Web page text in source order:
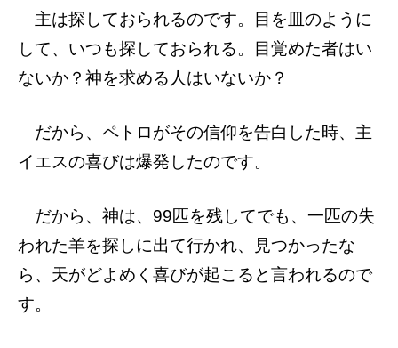
主は探しておられるのです。目を皿のように
して、いつも探しておられる。目覚めた者はい
ないか？神を求める人はいないか？
だから、ペトロがその信仰を告白した時、主
イエスの喜びは爆発したのです。
だから、神は、99匹を残してでも、一匹の失
われた羊を探しに出て行かれ、見つかったな
ら、天がどよめく喜びが起こると言われるので
す。